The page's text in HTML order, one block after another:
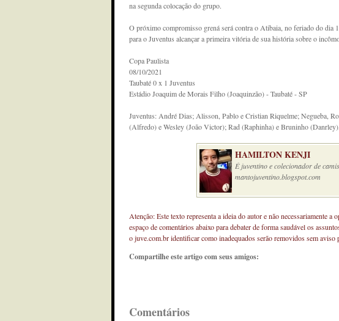
na segunda colocação do grupo.
O próximo compromisso grená será contra o Atibaia, no feriado do dia
para o Juventus alcançar a primeira vitória de sua história sobre o
Copa Paulista
08/10/2021
Taubaté 0 x 1 Juventus
Estádio Joaquim de Morais Filho (Joaquinzão) - Taubaté - SP
Juventus: André Dias; Alisson, Pablo e Cristian Riquelme; Negueba,
(Alfredo) e Wesley (João Victor); Rad (Raphinha) e Bruninho
HAMILTON KENJI
É juventino e colecionador de
mantojuventino.blogspot.com
Atenção: Este texto representa a ideia do autor e não necessariamente
espaço de comentários abaixo para debater de forma saudável os
o juve.com.br identificar como inadequados serão removidos sem aviso
Compartilhe este artigo com seus amigos:
Comentários